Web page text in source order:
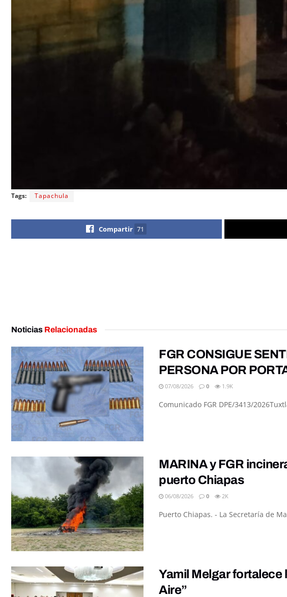
Tags: Tapachula
Compartir 71
Noticias Relacionadas
FGR CONSIGUE
PERSONA POR
07/08/2026 0 1.9K
Comunicado FGR DPE/3413/
MARINA y FGR
puerto Chiapas
06/08/2026 0 2K
Puerto Chiapas. - La Secretaría de
Yamil Melgar fortalece
Aire”